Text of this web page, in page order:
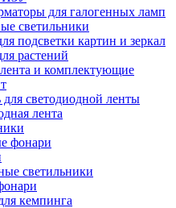
для галогенных ламп
светильники
подсветки картин и зеркал
растений
и комплектующие
светодиодной ленты
лента
фонари
светильники
кемпинга